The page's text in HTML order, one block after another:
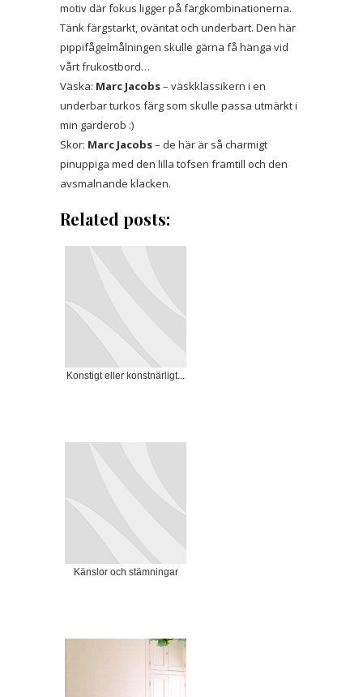
motiv där fokus ligger på färgkombinationerna.
Tänk färgstarkt, oväntat och underbart. Den här
pippifågelmålningen skulle gärna få hänga vid
vårt frukostbord…
Väska: Marc Jacobs– väskklassikern i en
underbar turkos färg som skulle passa utmärkt i
min garderob :)
Skor: Marc Jacobs– de här är så charmigt
pinuppiga med den lilla tofsen framtill och den
avsmalnande klacken.
Related posts:
Konstigt eller konstnärligt...
Känslor och stämningar